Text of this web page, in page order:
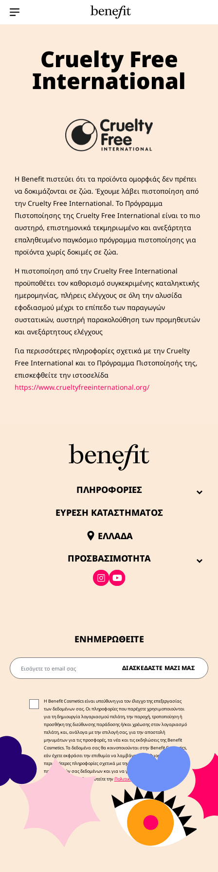
Cruelty Free
International
Η Benefit πιστεύει ότι τα προϊόντα ομορφιάς δεν πρέπει
να δοκιμάζονται σε ζώα. Έχουμε λάβει πιστοποίηση από
την Cruelty Free International. Το Πρόγραμμα
Πιστοποίησης της Cruelty Free International είναι το πιο
αυστηρό, επιστημονικά τεκμηριωμένο και ανεξάρτητα
επαληθευμένο παγκόσμιο πρόγραμμα πιστοποίησης για
προϊόντα χωρίς δοκιμές σε ζώα.
Η πιστοποίηση από την Cruelty Free International
προϋποθέτει τον καθορισμό συγκεκριμένης καταληκτικής
ημερομηνίας, πλήρεις ελέγχους σε όλη την αλυσίδα
εφοδιασμού μέχρι το επίπεδο των παραγωγών
συστατικών, αυστηρή παρακολούθηση των προμηθευτών
και ανεξάρτητους ελέγχους
Για περισσότερες πληροφορίες σχετικά με την Cruelty
Free International και το Πρόγραμμα Πιστοποίησής της,
επισκεφθείτε την ιστοσελίδα
https://www.crueltyfreeinternational.org/
ΠΛΗΡΟΦΟΡΊΕΣ
ΕΥΡΕΣΗ ΚΑΤΑΣΤΗΜΑΤΟΣ
ΕΛΛΆΔΑ
ΠΡΟΣΒΑΣΙΜΌΤΗΤΑ
ΕΝΗΜΕΡΩΘΕΙΤΕ
Εισάγετε το email σας
ΔΙΑΣΚΕΔΆΣΤΕ ΜΑΖΊ ΜΑΣ
Η Benefit Cosmetics είναι υπεύθυνη για τον έλεγχο της επεξεργασίας
των δεδομένων σας. Οι πληροφορίες που παρέχετε χρησιμοποιούνται
για τη δημιουργία λογαριασμού πελάτη, την παροχή, τροποποίηση ή
προσθήκη της διεύθυνσης παράδοσης ή/και χρέωσης στον λογαριασμό
πελάτη, και, ανάλογα με την επιλογή σας, για την αποστολή
μηνυμάτων για τις προσφορές, τα νέα και τις εκδηλώσεις της Benefit
Cosmetics. Τα δεδομένα σας θα κοινοποιούνται στην Benefit Cosmetics,
εάν έχετε εκφράσει την επιθυμία να λαμβάνετε νέα Ομορφιάς. Για
περισσότερες πληροφορίες σχετικά με την επεξεργασία των
προσωπικών σας δεδομένων και για να γνωρίζετε τα δικαιώματά σας,
παρακαλούμε συμβουλευτείτε τηνΠολιτική Απορρήτου μας